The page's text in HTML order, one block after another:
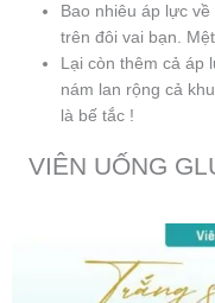
Bao nhiêu áp lực
trên đôi vai bạn.
Lại còn thêm cả
nám lan rộng cả
là bế tắc !
VIÊN UỐNG